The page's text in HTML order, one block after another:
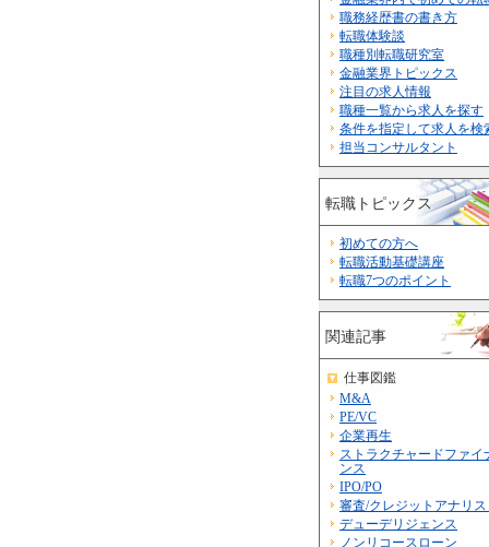
職務経歴書の書き方
転職体験談
職種別転職研究室
金融業界トピックス
注目の求人情報
職種一覧から求人を探す
条件を指定して求人を検
担当コンサルタント
転職トピックス
初めての方へ
転職活動基礎講座
転職7つのポイント
関連記事
仕事図鑑
M&A
PE/VC
企業再生
ストラクチャードファイ
ンス
IPO/PO
審査/クレジットアナリ
デューデリジェンス
ノンリコースローン